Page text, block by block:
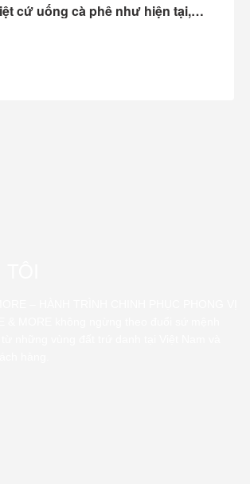
cứ uống cà phê như hiện tại,